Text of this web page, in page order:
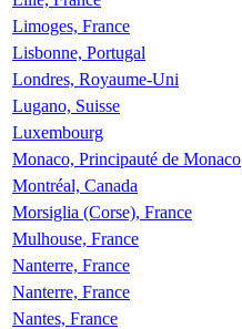
Limoges, France
Lisbonne, Portugal
Londres, Royaume-Uni
Lugano, Suisse
Luxembourg
Monaco, Principauté de Monaco
Montréal, Canada
Morsiglia (Corse), France
Mulhouse, France
Nanterre, France
Nanterre, France
Nantes, France